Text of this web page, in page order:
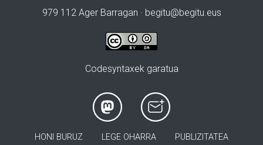
979 112 Ager Barragan · begitu@begitu.eus
Codesyntaxek garatua
HONI BURUZ LEGE OHARRA PUBLIZITATEA